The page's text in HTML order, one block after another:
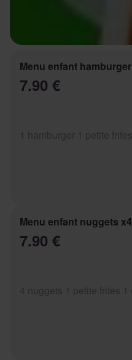
Menu enfant hamburger
7.90 €
Menu enfant nuggets x4
7.90 €